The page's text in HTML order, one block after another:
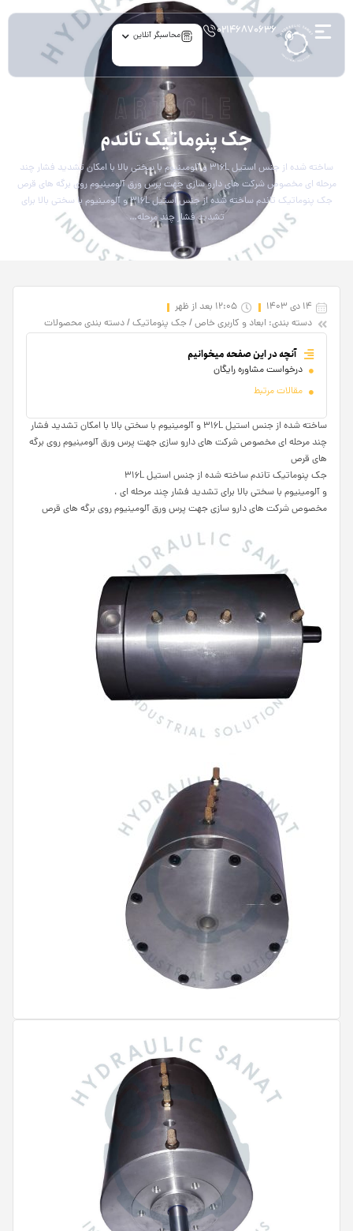
۰۲۱۴۶۸۷۰۶۳۶ محاسبگر آنلاین
article
جک پنوماتیک تاندم
ساخته شده از جنس استیل ۳۱۶L و آلومینیوم با سختی بالا با امکان تشدید فشار چند
مرحله ای مخصوص شرکت های دارو سازی جهت پرس ورق آلومینیوم روی برگه های قرص
جک پنوماتیک تاندم ساخته شده از جنس استیل ۳۱۶L و آلومینیوم با سختی بالا برای
تشدید فشار چند مرحله…
14 دی 1403
12:05 بعد از ظهر
دسته بندی: ابعاد و کاربری خاص/ جک پنوماتیک/دسته‌ بندی محصولات
آنچه در این صفحه میخوانیم
درخواست مشاوره رایگان
مقالات مرتبط
ساخته شده از جنس استیل ۳۱۶L و آلومینیوم با سختی بالا با امکان تشدید فشار
چند مرحله ای مخصوص شرکت های دارو سازی جهت پرس ورق آلومینیوم روی برگه
های قرص
جک پنوماتیک تاندم ساخته شده از جنس استیل ۳۱۶L
و آلومینیوم با سختی بالا برای تشدید فشار چند مرحله ای ،
مخصوص شرکت های دارو سازی جهت پرس ورق آلومینیوم روی برگه های قرص